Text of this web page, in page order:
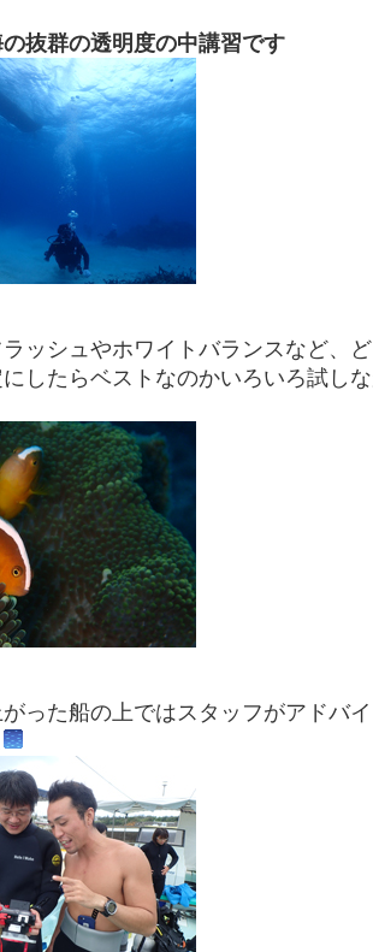
抜群の透明度の中講習です
ッシュやホワイトバランスなど、
にしたらベストなのかいろいろ試し
った船の上ではスタッフがアドバ